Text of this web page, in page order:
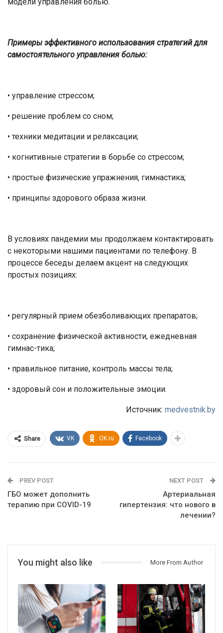
Примеры эффективного использования стратегий для
самостоятельного управления болью:
• управление стрессом;
• решение проблем со сном;
• техники медитации и релаксации;
• когнитивные стратегии в борьбе со стрессом;
• простые физические упражнения, гимнастика;
• принципы здорового образа жизни.
В условиях пандемии мы продолжаем контактировать
с некоторыми нашими пациентами по телефону. В
процессе беседы делаем акцент на следующих
простых позициях:
• регулярный прием обезболивающих препаратов;
• сохранение физической активности, ежедневная
гимнас-тика;
• правильное питание, контроль массы тела;
• здоровый сон и положительные эмоции.
Источник: medvestnik.by
Share VK OK.ru Facebook
PREV POST
ГБО может дополнить
терапию при COVID-19
NEXT POST
Артериальная
гипертензия: что нового в
лечении?
You might also like More From Author